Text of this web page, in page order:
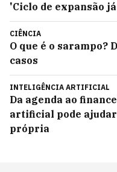
'Ciclo de expansão
CIÊNCIA
O que é o sarampo?
casos
INTELIGÊNCIA ARTIFICIAL
Da agenda ao
artificial pode
própria